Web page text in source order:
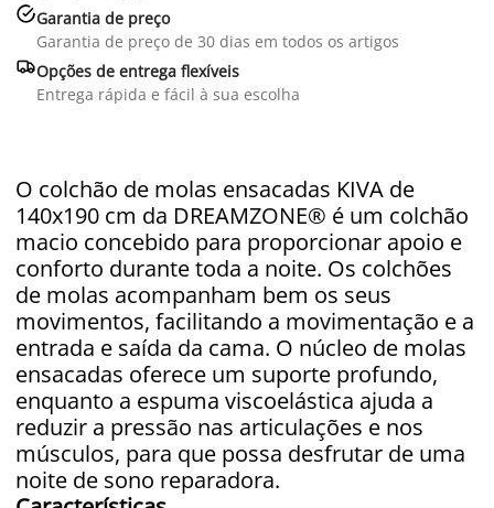
Garantia de preço
Garantia de preço de 30 dias em todos os artigos
Opções de entrega flexíveis
Entrega rápida e fácil à sua escolha
O colchão de molas ensacadas KIVA de
140x190 cm da DREAMZONE® é um colchão
macio concebido para proporcionar apoio e
conforto durante toda a noite. Os colchões
de molas acompanham bem os seus
movimentos, facilitando a movimentação e a
entrada e saída da cama. O núcleo de molas
ensacadas oferece um suporte profundo,
enquanto a espuma viscoelástica ajuda a
reduzir a pressão nas articulações e nos
músculos, para que possa desfrutar de uma
noite de sono reparadora.